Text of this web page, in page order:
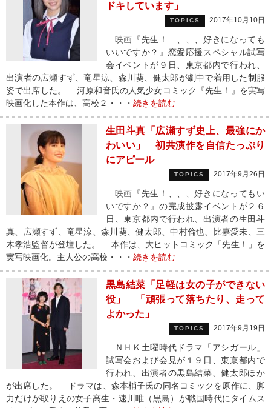
ドキしています」
TOPICS 2017年10月10日
映画『先生！ 、、、好きになっても
いいですか？』恋愛応援スペシャル試写
会イベントが９日、東京都内で行われ、
出演者の広瀬すず、竜星涼、森川葵、健太郎が劇中で着用した制服
姿で出席した。 河原和音氏の人気少女コミック『先生！』を実写
映画化した本作は、高校２・・・ 続きを読む
生田斗真「広瀬すず史上、最強にか
わいい」 初共演作を自信たっぷり
にアピール
TOPICS 2017年9月26日
映画『先生！、、、好きになってもい
いですか？』の完成披露イベントが２６
日、東京都内で行われ、出演者の生田斗
真、広瀬すず、竜星涼、森川葵、健太郎、中村倫也、比嘉愛未、三
木孝浩監督が登壇した。 本作は、大ヒットコミック「先生！」を
実写映画化。主人公の高校・・・ 続きを読む
黒島結菜「足軽は女の子ができない
役」 「頑張って落ちたり、走って
よかった」
TOPICS 2017年9月19日
ＮＨＫ土曜時代ドラマ「アシガール」
試写会および会見が１９日、東京都内で
行われ、出演者の黒島結菜、健太郎ほか
が出席した。 ドラマは、森本梢子氏の同名コミックを原作に、脚
力だけが取りえの女子高生・速川唯（黒島）が戦国時代にタイムス